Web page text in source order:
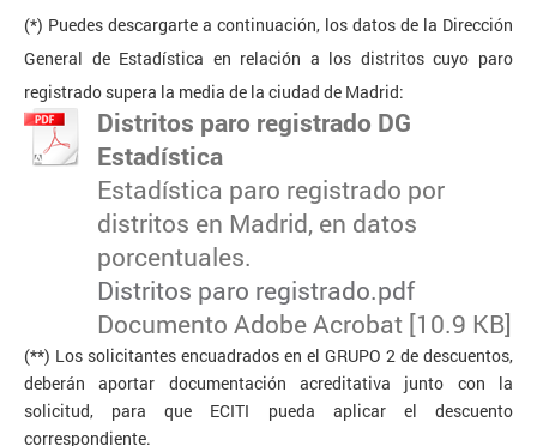
(*) Puedes descargarte a continuación, los datos de la Dirección
General de Estadística en relación a los distritos cuyo paro
registrado supera la media de la ciudad de Madrid:
Distritos paro registrado DG
Estadística
Estadística paro registrado por
distritos en Madrid, en datos
porcentuales.
Distritos paro registrado.pdf
Documento Adobe Acrobat [10.9 KB]
(**) Los solicitantes encuadrados en el GRUPO 2 de descuentos,
deberán aportar documentación acreditativa junto con la
solicitud, para que ECITI pueda aplicar el descuento
correspondiente.